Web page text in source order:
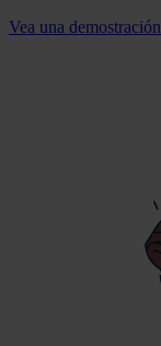
Vea una demostración